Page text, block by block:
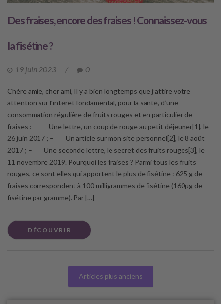
Des fraises, encore des fraises ! Connaissez-vous
la fisétine ?
19 juin 2023 / 0
Chère amie, cher ami, Il y a bien longtemps que j’attire votre
attention sur l’intérêt fondamental, pour la santé, d’une
consommation régulière de fruits rouges et en particulier de
fraises : – Une lettre, un coup de rouge au petit déjeuner[1], le
26 juin 2017 ; – Un article sur mon site personnel[2], le 8 août
2017 ; – Une seconde lettre, le secret des fruits rouges[3], le
11 novembre 2019. Pourquoi les fraises ? Parmi tous les fruits
rouges, ce sont elles qui apportent le plus de fisétine : 625 g de
fraises correspondent à 100 milligrammes de fisétine (160µg de
fisétine par gramme). Par […]
DÉCOUVRIR
Articles plus anciens